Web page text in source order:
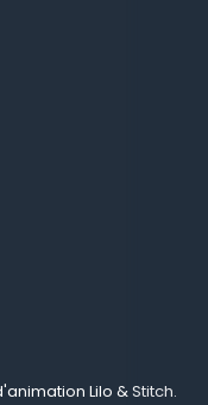
Lilo & Stitch.